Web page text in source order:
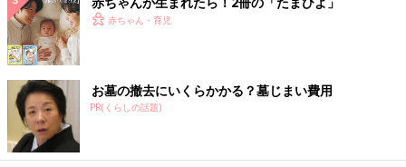
赤ちゃん・育児
お墓の撤去にいくらかかる？墓じまい費用
PR(くらしの話題)